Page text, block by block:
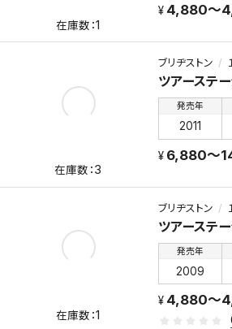
1
4,880～
ブリヂストン
ツアーステ
発売年
2011
3
6,880～
ブリヂストン
ツアーステ
発売年
2009
1
4,880～